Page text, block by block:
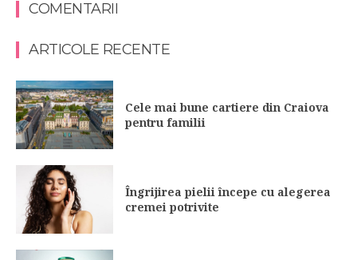
COMENTARII
ARTICOLE RECENTE
Cele mai bune cartiere din Craiova
pentru familii
Îngrijirea pielii începe cu alegerea
cremei potrivite